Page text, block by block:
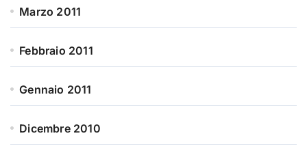
Marzo 2011
Febbraio 2011
Gennaio 2011
Dicembre 2010